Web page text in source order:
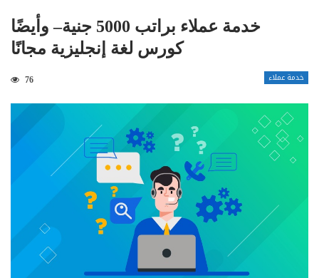
خدمة عملاء براتب 5000 جنية– وأيضًا
كورس لغة إنجليزية مجانًا
خدمة عملاء 76